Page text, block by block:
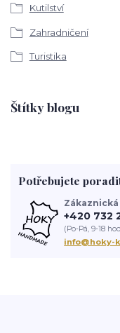
Kutilství
Zahradničení
Turistika
Štítky blogu
Potřebujete
+420 732
(Po-Pá, 9-18
info@hoky-